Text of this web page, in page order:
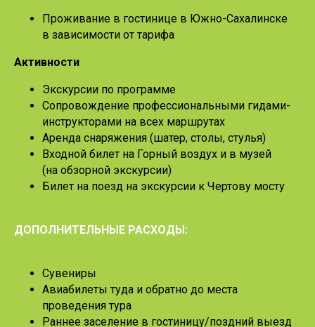
Проживание в гостинице в Южно-Сахалинске
в зависимости от тарифа
Активности
Экскурсии по программе
Сопровождение профессиональными гидами-
инструкторами на всех маршрутах
Аренда снаряжения (шатер, столы, стулья)
Входной билет на Горный воздух и в музей
(на обзорной экскурсии)
Билет на поезд на экскурсии к Чертову мосту
ДОПОЛНИТЕЛЬНЫЕ РАСХОДЫ:
Сувениры
Авиабилеты туда и обратно до места
проведения тура
Раннее заселение в гостиницу/поздний выезд